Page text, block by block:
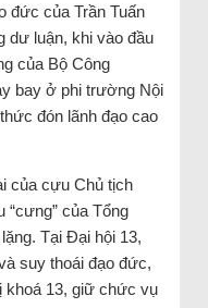
đức của Trần Tuấn
dư luận, khi vào đầu
của Bộ Công
bay ở phi trường Nội
đón lãnh đạo cao
của cựu Chủ tịch
của Tổng
Tại Đại hội 13,
suy thoái đạo đức,
khoá 13, giữ chức vụ